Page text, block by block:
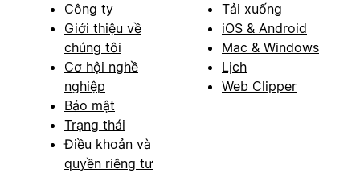
Công ty
Giới thiệu về
chúng tôi
Cơ hội nghề
nghiệp
Bảo mật
Trạng thái
Điều khoản và
quyền riêng tư
Tải xuống
iOS & Android
Mac & Windows
Lịch
Web Clipper